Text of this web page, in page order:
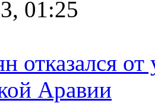
01:25
отказался от
Аравии